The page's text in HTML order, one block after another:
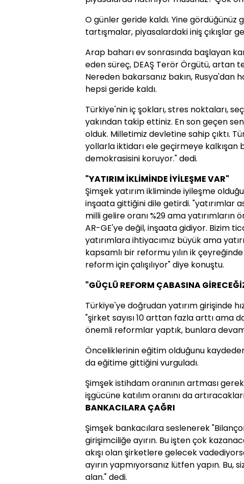
O günler geride kaldı. Yine gördüğünüz
tartışmalar, piyasalardaki iniş çıkışlar
Arap baharı ev sonrasında başlayan
eden süreç, DEAŞ Terör Örgütü, artan
Nereden bakarsanız bakın, Rusya'dan
hepsi geride kaldı.
Türkiye'nin iç şokları, stres noktaları,
yakından takip ettiniz. En son geçen
olduk. Milletimiz devletine sahip çıktı.
yollarla iktidarı ele geçirmeye kalkışan
demokrasisini koruyor." dedi.
"YATIRIM İKLİMİNDE İYİLEŞME VAR"
Şimşek yatırım ikliminde iyileşme
inşaata gittiğini dile getirdi. "yatırımlar
milli gelire oranı %29 ama yatırımların
AR-GE'ye değil, inşaata gidiyor. Bizim
yatırımlara ihtiyacımız büyük ama
kapsamlı bir reformu yılın ik
reform için çalışılıyor" diye konuştu.
"GÜÇLÜ REFORM ÇABASINA
Türkiye'ye doğrudan yatırım girişinde
"şirket sayısı 10 arttan fazla arttı ama
önemli reformlar yaptık, bunlara
Önceliklerinin eğitim olduğunu
da eğitime gittiğini vurguladı.
Şimşek istihdam oranının artması
işgücüne katılım oranını da
BANKACILARA ÇAĞRI
Şimşek bankacılara seslenerek
girişimciliğe ayırın. Bu işten çok
akışı olan şirketlere gelecek
ayırın yapmıyorsanız lütfen yapın. Bu,
alan." dedi.